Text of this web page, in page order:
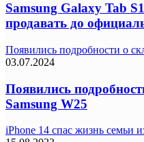
Samsung Galaxy Tab
продавать до
Появились подробности о
03.07.2024
Появились
Samsung W25
iPhone 14 спас жизнь семьи